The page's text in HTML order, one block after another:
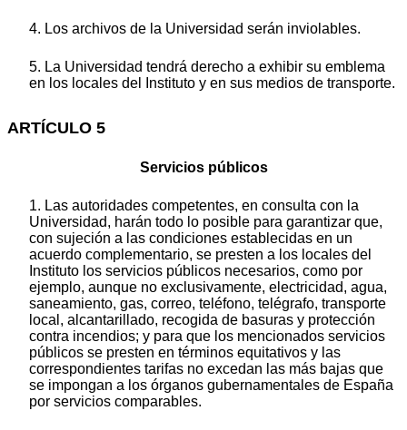
4. Los archivos de la Universidad serán inviolables.
5. La Universidad tendrá derecho a exhibir su emblema
en los locales del Instituto y en sus medios de transporte.
ARTÍCULO 5
Servicios públicos
1. Las autoridades competentes, en consulta con la
Universidad, harán todo lo posible para garantizar que,
con sujeción a las condiciones establecidas en un
acuerdo complementario, se presten a los locales del
Instituto los servicios públicos necesarios, como por
ejemplo, aunque no exclusivamente, electricidad, agua,
saneamiento, gas, correo, teléfono, telégrafo, transporte
local, alcantarillado, recogida de basuras y protección
contra incendios; y para que los mencionados servicios
públicos se presten en términos equitativos y las
correspondientes tarifas no excedan las más bajas que
se impongan a los órganos gubernamentales de España
por servicios comparables.